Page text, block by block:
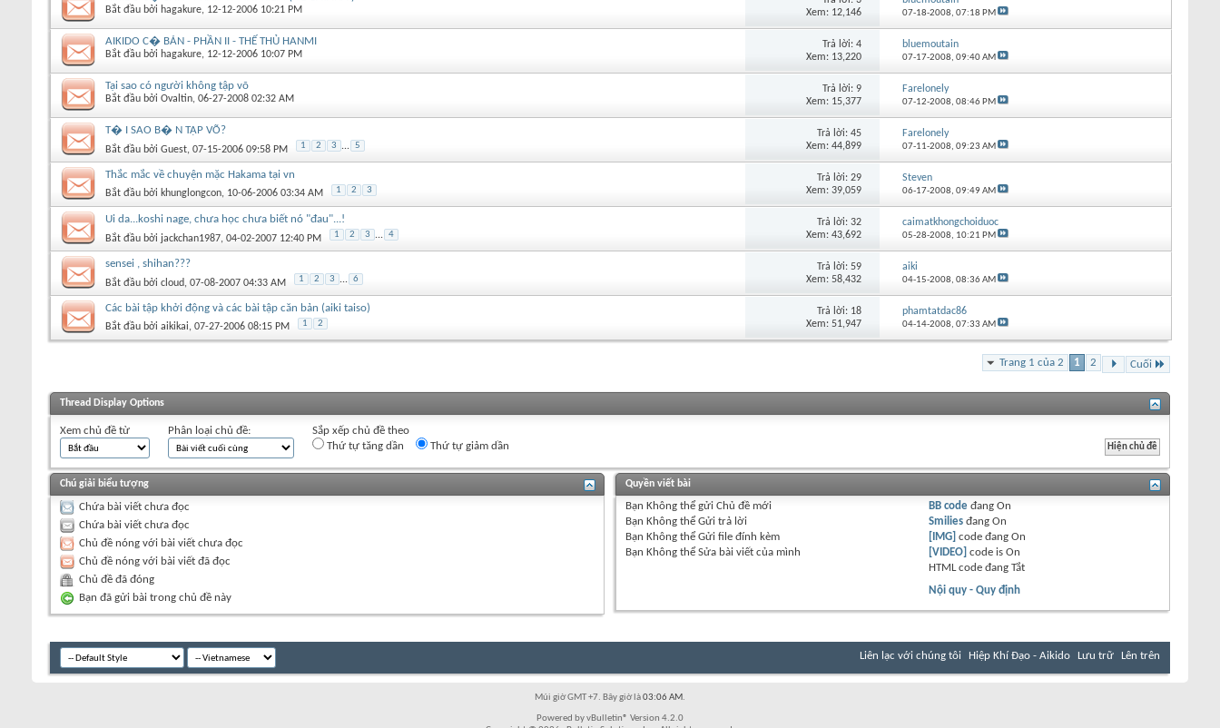
Bắt đầu bởi hagakure‎, 12-12-2006 10:21 PM
Xem: 12,146
07-18-2008, 07:18 PM
AIKIDO C� BẢN - PHẦN II - THẾ THỦ HANMI
Bắt đầu bởi hagakure‎, 12-12-2006 10:07 PM
Trả lời:4
Xem: 13,220
bluemoutain
07-17-2008, 09:40 AM
Tại sao có người không tập võ
Bắt đầu bởi Ovaltin‎, 06-27-2008 02:32 AM
Trả lời:9
Xem: 15,377
Farelonely
07-12-2008, 08:46 PM
T� I SAO B� N TẬP VÕ?
Bắt đầu bởi Guest‎, 07-15-2006 09:58 PM 1 2 3 ... 5
Trả lời:45
Xem: 44,899
Farelonely
07-11-2008, 09:23 AM
Thắc mắc về chuyện mặc Hakama tại vn
Bắt đầu bởi khunglongcon‎, 10-06-2006 03:34 AM 1 2 3
Trả lời:29
Xem: 39,059
Steven
06-17-2008, 09:49 AM
Ui da...koshi nage, chưa học chưa biết nó "đau"...!
Bắt đầu bởi jackchan1987‎, 04-02-2007 12:40 PM 1 2 3 ... 4
Trả lời:32
Xem: 43,692
caimatkhongchoiduoc
05-28-2008, 10:21 PM
sensei , shihan???
Bắt đầu bởi cloud‎, 07-08-2007 04:33 AM 1 2 3 ... 6
Trả lời:59
Xem: 58,432
aiki
04-15-2008, 08:36 AM
Các bài tập khởi động và các bài tập căn bản (aiki taiso)
Bắt đầu bởi aikikai‎, 07-27-2006 08:15 PM 1 2
Trả lời: 18
Xem: 51,947
phamtatdac86
04-14-2008, 07:33 AM
Trang 1 của 2 1 2 Cuối
Thread Display Options
Xem chủ đề từ Phân loại chủ đề:
Sắp xếp chủ đề theo
Thứ tự tăng dần
Thứ tự giảm dần
Chú giải biểu tượng
Chứa bài viết chưa đọc
Chứa bài viết chưa đọc
Chủ đề nóng với bài viết chưa đọc
Chủ đề nóng với bài viết đã đọc
Chủ đề đã đóng
Bạn đã gửi bài trong chủ đề này
Quyền viết bài
BạnKhông thể gửi Chủ đề mới
BạnKhông thể Gửi trả lời
BạnKhông thể Gửi file đính kèm
BạnKhông thể Sửa bài viết của mình
BB code đangOn
Smilies đangOn
[IMG] code đangOn
[VIDEO] code isOn
HTML code đangTắt
Nội quy - Quy định
Liên lạc với chúng tôi Hiệp Khí Đạo - Aikido Lưu trữ Lên trên
Múi giờ GMT +7. Bây giờ là03:06 AM.
Powered by vBulletin® Version 4.2.0